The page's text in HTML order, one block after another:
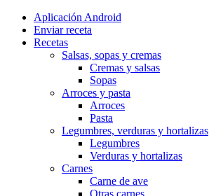
Aplicación Android
Enviar receta
Recetas
Salsas, sopas y cremas
Cremas y salsas
Sopas
Arroces y pasta
Arroces
Pasta
Legumbres, verduras y hortalizas
Legumbres
Verduras y hortalizas
Carnes
Carne de ave
Otras carnes